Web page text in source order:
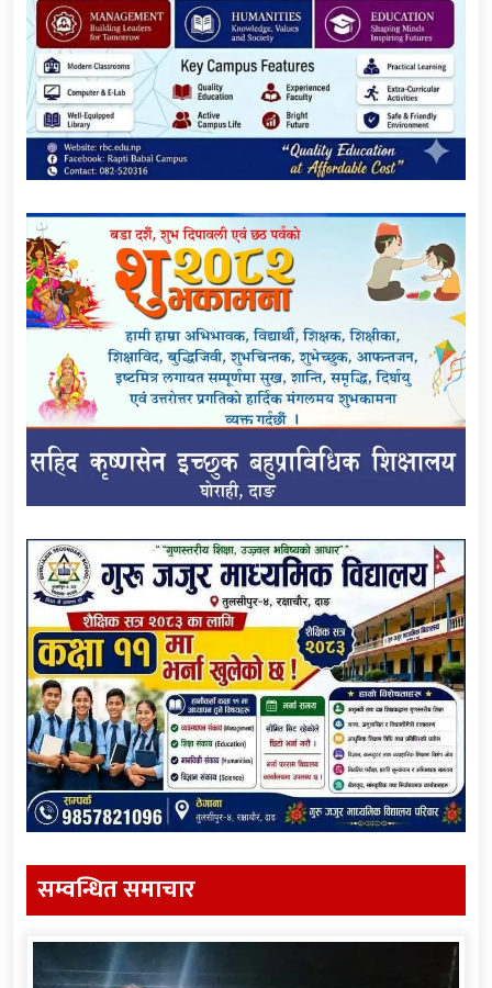
सम्वन्धित समाचार